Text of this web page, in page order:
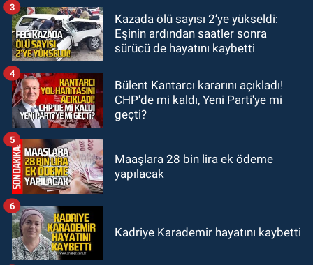
Zonguldak
13:39
görevinden ayrıldı.
Kazada ölü sayısı 2’ye yükseldi:
Eşinin ardından saatler sonra
sürücü de hayatını kaybetti
3
Bülent Kantarcı kararını açıkladı!
CHP'de mi kaldı, Yeni Parti'ye mi
geçti?
4
Maaşlara 28 bin lira ek ödeme
yapılacak
5
Kadriye Karademir hayatını kaybetti
6